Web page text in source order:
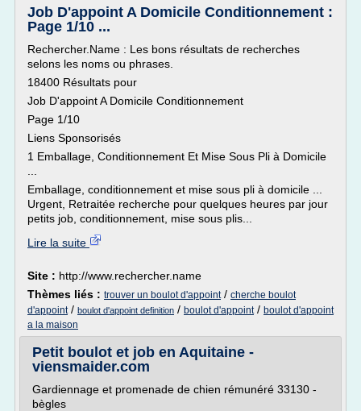
Job D'appoint A Domicile Conditionnement :
Page 1/10 ...
Rechercher.Name : Les bons résultats de recherches
selons les noms ou phrases.
18400 Résultats pour
Job D'appoint A Domicile Conditionnement
Page 1/10
Liens Sponsorisés
1 Emballage, Conditionnement Et Mise Sous Pli à Domicile
Emballage, conditionnement et mise sous pli à domicile ...
Urgent, Retraitée recherche pour quelques heures par jour
petits job, conditionnement, mise sous plis...
Lire la suite
Site : http://www.rechercher.name
Thèmes liés : trouver un boulot d'appoint/ cherche boulot
d'appoint/ boulot d'appoint definition / boulot d'appoint/ boulot d'appoint
a la maison
Petit boulot et job en Aquitaine -
viensmaider.com
Gardiennage et promenade de chien rémunéré 33130 -
bègles